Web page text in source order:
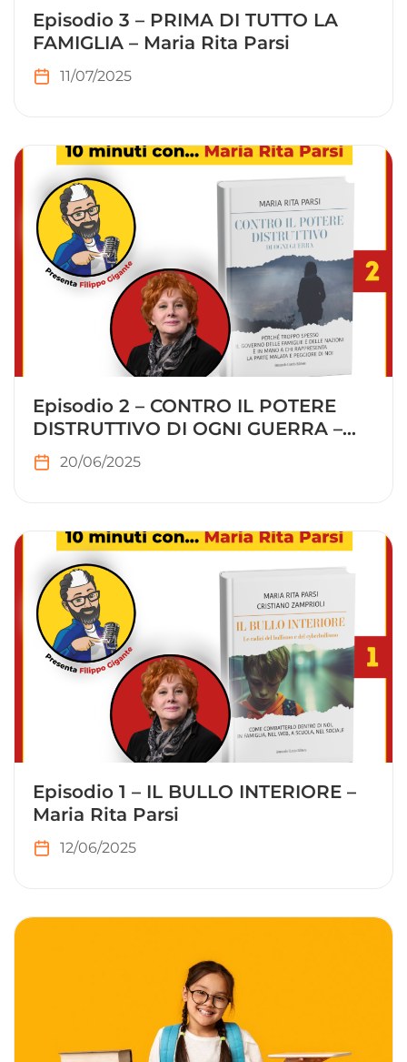
Episodio 3 – PRIMA DI TUTTO LA
FAMIGLIA – Maria Rita Parsi
11/07/2025
Episodio 2 – CONTRO IL POTERE
DISTRUTTIVO DI OGNI GUERRA –
Maria Rita Parsi
20/06/2025
Episodio 1 – IL BULLO INTERIORE –
Maria Rita Parsi
12/06/2025